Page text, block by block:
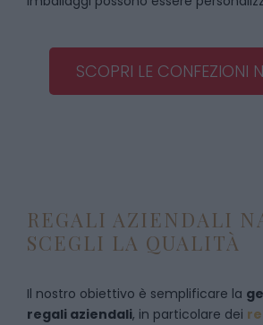
SCOPRI LE CONFEZIONI
REGALI AZIENDALI
SCEGLI LA QUALITÀ
Il nostro obiettivo è semplificare la
regali aziendali, in particolare dei